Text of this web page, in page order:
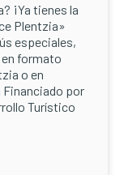
¡Ya tienes la
Plentzia»
especiales,
formato
o en
por
Turístico